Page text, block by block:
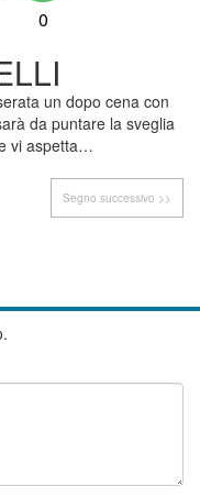
0
un dopo cena con
da puntare la sveglia
vi aspetta…
Segno successivo >>